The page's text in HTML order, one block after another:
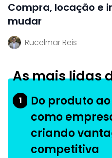
Compra, locação e
mudar
Rucelmar Reis
As mais lidas
1
Do produto
como
criando
competitiva